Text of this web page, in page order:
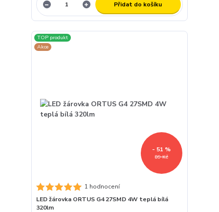
Přidat do košíku
TOP produkt
Akce
89 Kč
- 51 %
1 hodnocení
LED žárovka ORTUS G4 27SMD 4W teplá bílá
320lm